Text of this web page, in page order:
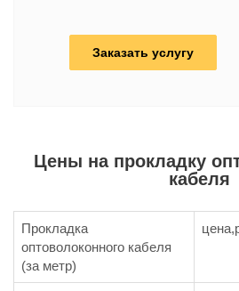
Заказать услугу
Цены на прокладку
кабеля
Прокладка
оптоволоконного кабеля
(за метр)